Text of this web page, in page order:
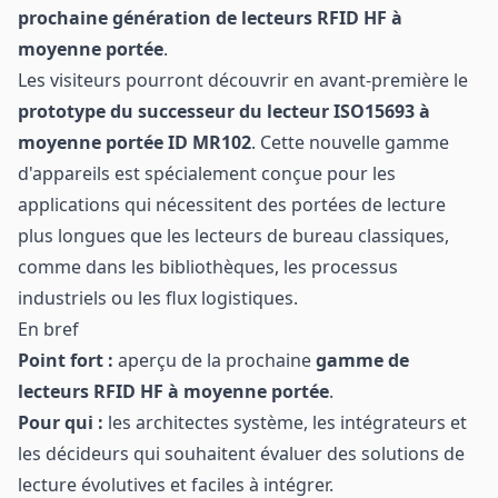
prochaine génération de lecteurs RFID HF à
moyenne portée.
Les visiteurs pourront découvrir en avant-première le
prototype du successeur du lecteur ISO15693 à
moyenne portée ID MR102. Cette nouvelle gamme
d'appareils est spécialement conçue pour les
applications qui nécessitent des portées de lecture
plus longues que les lecteurs de bureau classiques,
comme dans les bibliothèques, les processus
industriels ou les flux logistiques.
En bref
Point fort : aperçu de la prochainegamme de
lecteurs RFID HF à moyenne portée.
Pour qui : les architectes système, les intégrateurs et
les décideurs qui souhaitent évaluer des solutions de
lecture évolutives et faciles à intégrer.